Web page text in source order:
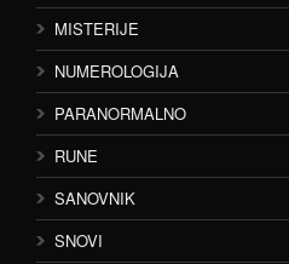
MISTERIJE
NUMEROLOGIJA
PARANORMALNO
RUNE
SANOVNIK
SNOVI